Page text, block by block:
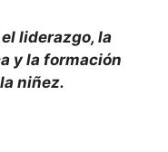
liderazgo, la
y la formación
niñez.